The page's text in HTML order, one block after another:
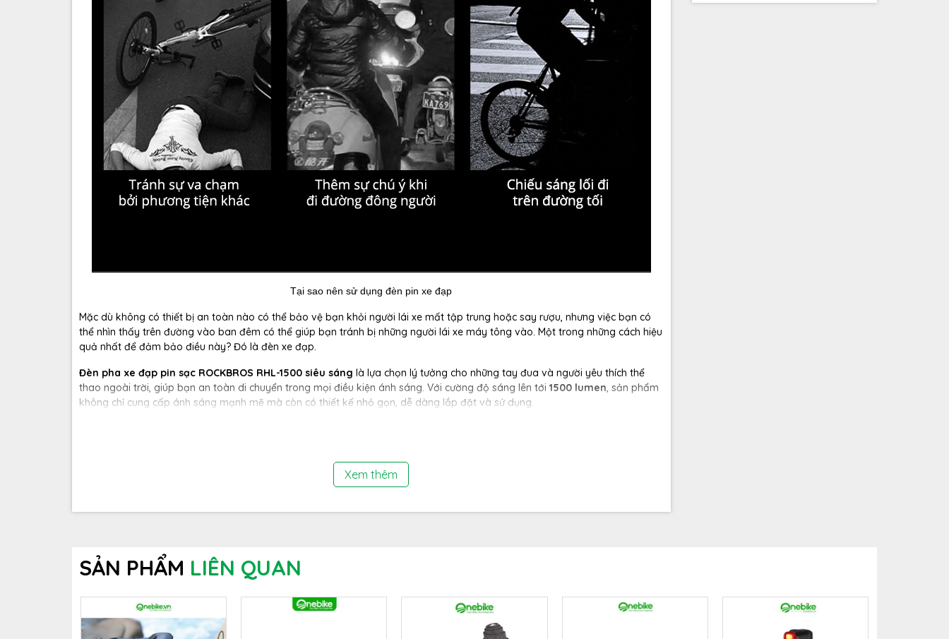
Tại sao nên sử dụng đèn pin xe đạp
Mặc dù không có thiết bị an toàn nào có thể bảo vệ bạn khỏi người lái xe mất tập trung hoặc say rượu, nhưng việc bạn có
thể nhìn thấy trên đường vào ban đêm có thể giúp bạn tránh bị những người lái xe máy tông vào. Một trong những cách hiệu
quả nhất để đảm bảo điều này? Đó là đèn xe đạp.
Đèn pha xe đạp pin sạc ROCKBROS RHL-1500 siêu sáng là lựa chọn lý tưởng cho những tay đua và người yêu thích thể
thao ngoài trời, giúp bạn an toàn di chuyển trong mọi điều kiện ánh sáng. Với cường độ sáng lên tới 1500 lumen, sản phẩm
không chỉ cung cấp ánh sáng mạnh mẽ mà còn có thiết kế nhỏ gọn, dễ dàng lắp đặt và sử dụng.
mang lại ánh sáng cực kỳ sáng với cường độ tối đa lên tới
mọi địa hình, kể cả khi di chuyển vào ban đêm hoặc trong điều kiện ánh sáng yếu. Mặc dù có công suất sáng mạnh mẽ, đèn
vẫn được thiết kế nhỏ gọn, không làm tăng thêm trọng lượng cho xe đạp của bạn.
Xem thêm
SẢN PHẨM LIÊN QUAN